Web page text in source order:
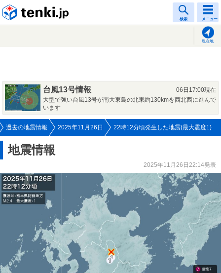
検索 メニュー
現在地
台風13号情報
06日17:00現在
大型で強い台風13号が南大東島の北東約130kmを西北西に進んで
います
過去の地震情報 2025年11月26日 22時12分頃発生した地震(最大震度1)
地震情報
2025年11月26日22:14発表